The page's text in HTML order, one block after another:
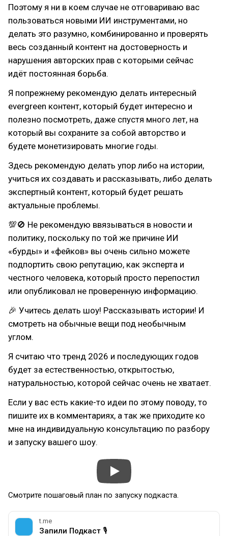
Поэтому я ни в коем случае не отговариваю вас
пользоваться новыми ИИ инструментами, но
делать это разумно, комбинированно и проверять
весь созданный контент на достоверность и
нарушения авторских прав с которыми сейчас
идёт постоянная борьба.
Я попрежнему рекомендую делать интересный
evergreen контент, который будет интересно и
полезно посмотреть, даже спустя много лет, на
который вы сохраните за собой авторство и
будете монетизировать многие годы.
Здесь рекомендую делать упор либо на истории,
учиться их создавать и рассказывать, либо делать
экспертный контент, который будет решать
актуальные проблемы.
💯🚫 Не рекомендую ввязываться в новости и
политику, поскольку по той же причине ИИ
«бурды» и «фейков» вы очень сильно можете
подпортить свою репутацию, как эксперта и
честного человека, который просто перепостил
или опубликовал не проверенную информацию.
🎉 Учитесь делать шоу! Рассказывать истории! И
смотреть на обычные вещи под необычным
углом.
Я считаю что тренд 2026 и последующих годов
будет за естественностью, открытостью,
натуральностью, которой сейчас очень не хватает.
Если у вас есть какие-то идеи по этому поводу, то
пишите их в комментариях, а так же приходите ко
мне на индивидуальную консультацию по разбору
и запуску вашего шоу.
Смотрите пошаговый план по запуску подкаста.
t.me
Запили Подкаст 🎙